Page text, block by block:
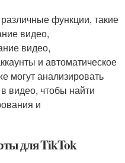
функции, такие
видео,
видео,
и автоматическое
могут анализировать
видео, чтобы найти
и
для TikTok